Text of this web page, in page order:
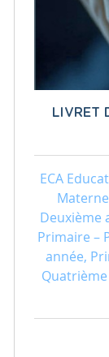
LIVRET
ECA
Deuxième
Primaire –
année,